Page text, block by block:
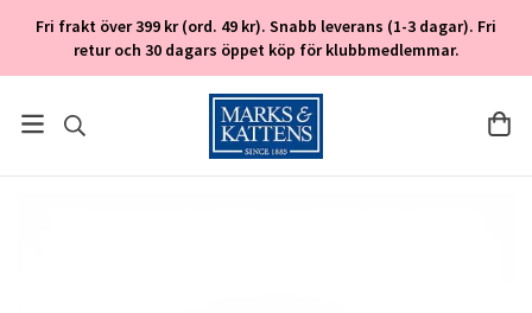
Fri frakt över 399 kr (ord. 49 kr). Snabb leverans (1-3 dagar). Fri
retur och 30 dagars öppet köp för klubbmedlemmar.